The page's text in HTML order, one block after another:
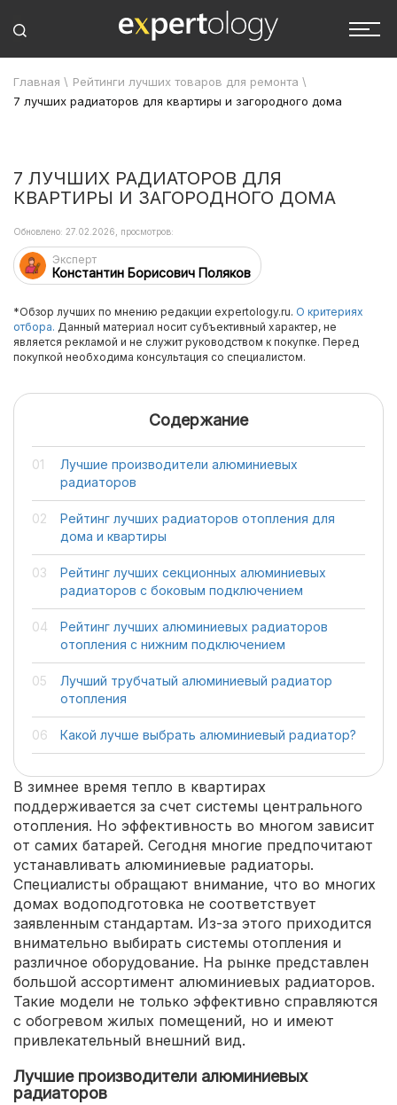
Главная \ Рейтинги лучших товаров для ремонта \
7 лучших радиаторов для квартиры и загородного дома
7 ЛУЧШИХ РАДИАТОРОВ ДЛЯ
КВАРТИРЫ И ЗАГОРОДНОГО ДОМА
Эксперт
Константин Борисович Поляков
Обновлено: 27.02.2026, просмотров:
*Обзор лучших по мнению редакции expertology.ru. О критериях
отбора. Данный материал носит субъективный характер, не
является рекламой и не служит руководством к покупке. Перед
покупкой необходима консультация со специалистом.
Содержание
Лучшие производители алюминиевых
радиаторов
Рейтинг лучших радиаторов отопления для
дома и квартиры
Рейтинг лучших секционных алюминиевых
радиаторов с боковым подключением
Рейтинг лучших алюминиевых радиаторов
отопления с нижним подключением
Лучший трубчатый алюминиевый радиатор
отопления
Какой лучше выбрать алюминиевый радиатор?
В зимнее время тепло в квартирах
поддерживается за счет системы центрального
отопления. Но эффективность во многом зависит
от самих батарей. Сегодня многие предпочитают
устанавливать алюминиевые радиаторы.
Специалисты обращают внимание, что во многих
домах водоподготовка не соответствует
заявленным стандартам. Из-за этого приходится
внимательно выбирать системы отопления и
различное оборудование. На рынке представлен
большой ассортимент алюминиевых радиаторов.
Такие модели не только эффективно справляются
с обогревом жилых помещений, но и имеют
привлекательный внешний вид.
Лучшие производители алюминиевых
радиаторов